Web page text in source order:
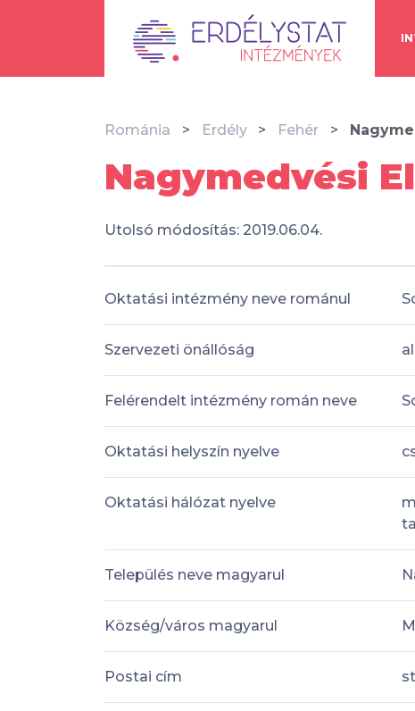
Románia Erdély Fehér
Nagymedvési
Utolsó módosítás: 2019.06.04.
Oktatási intézmény neve románul
Szervezeti önállóság
Felérendelt intézmény román neve
Oktatási helyszín nyelve
Oktatási hálózat nyelve
Település neve magyarul
Község/város magyarul
Postai cím